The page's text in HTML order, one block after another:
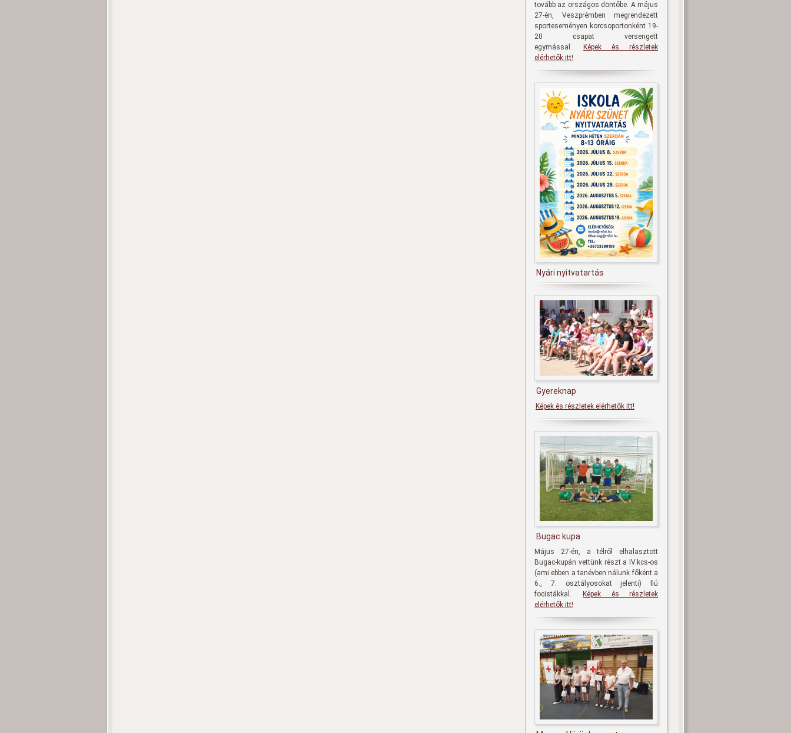
tovább az országos döntőbe. A május
27-én, Veszprémben megrendezett
sporteseményen korcsoportonként 19-
20 csapat versengett
egymással.
Képek és részletek
elérhetők itt!
Nyári nyitvatartás
Gyereknap
Képek és részletek elérhetők itt!
Bugac kupa
Május 27-én, a télről elhalasztott
Bugac-kupán vettünk részt a IV.kcs-os
(ami ebben a tanévben nálunk főként a
6., 7. osztályosokat jelenti) fiú
focistákkal.
Képek és részletek
elérhetők itt!